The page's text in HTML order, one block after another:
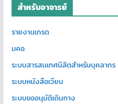
สำหรับอาจารย์
รายงานเกรด
มคอ.
ระบบสารสนเทศนิสิตสำหรับบุคลากร
ระบบหนังสือเวียน
ระบบขออนุมัติเดินทาง